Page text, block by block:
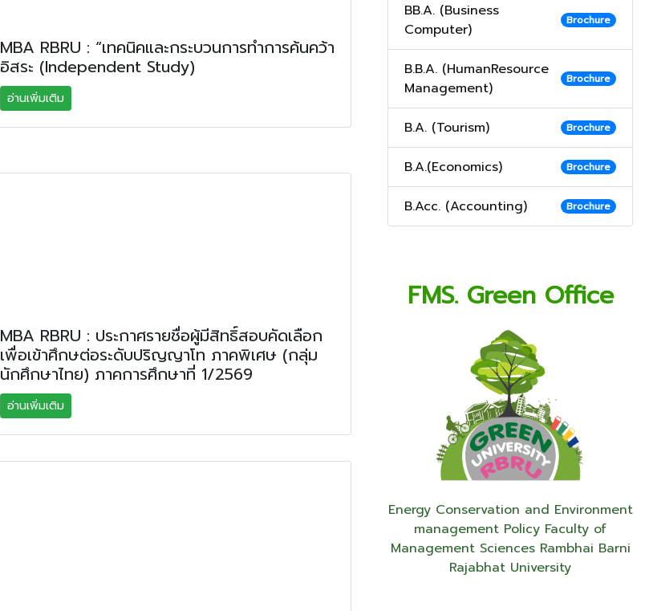
MBA RBRU : “เทคนิคและกระบวนการทำการค้นคว้า
อิสระ (Independent Study)
อ่านเพิ่มเติม
MBA RBRU : ประกาศรายชื่อผู้มีสิทธิ์สอบคัดเลือก
เพื่อเข้าศึกษต่อระดับปริญญาโท ภาคพิเศษ (กลุ่ม
นักศึกษาไทย) ภาคการศึกษาที่ 1/2569
อ่านเพิ่มเติม
BB.A. (Business
Computer)
Brochure
B.B.A. (HumanResource
Management)
Brochure
B.A. (Tourism) Brochure
B.A.(Economics) Brochure
B.Acc. (Accounting) Brochure
FMS. Green Office
Energy Conservation and Environment
management Policy Faculty of
Management Sciences Rambhai Barni
Rajabhat University